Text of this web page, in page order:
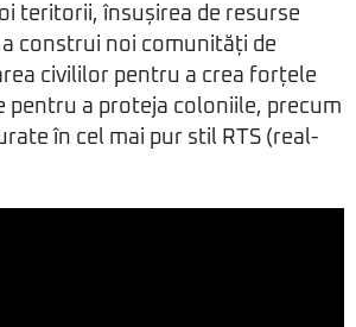
teritorii, însușirea de resurse
construi noi comunități de
civililor pentru a crea forțele
pentru a proteja coloniile, precum
în cel mai pur stil RTS (real-